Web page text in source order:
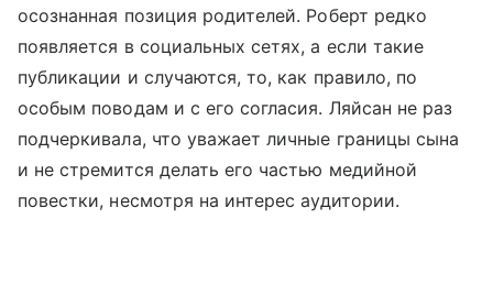
осознанная позиция родителей. Роберт редко
появляется в социальных сетях, а если такие
публикации и случаются, то, как правило, по
особым поводам и с его согласия. Ляйсан не раз
подчеркивала, что уважает личные границы сына
и не стремится делать его частью медийной
повестки, несмотря на интерес аудитории.